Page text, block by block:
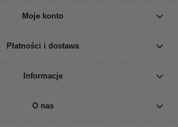
Moje konto
Płatności i dostawa
Informacje
O nas